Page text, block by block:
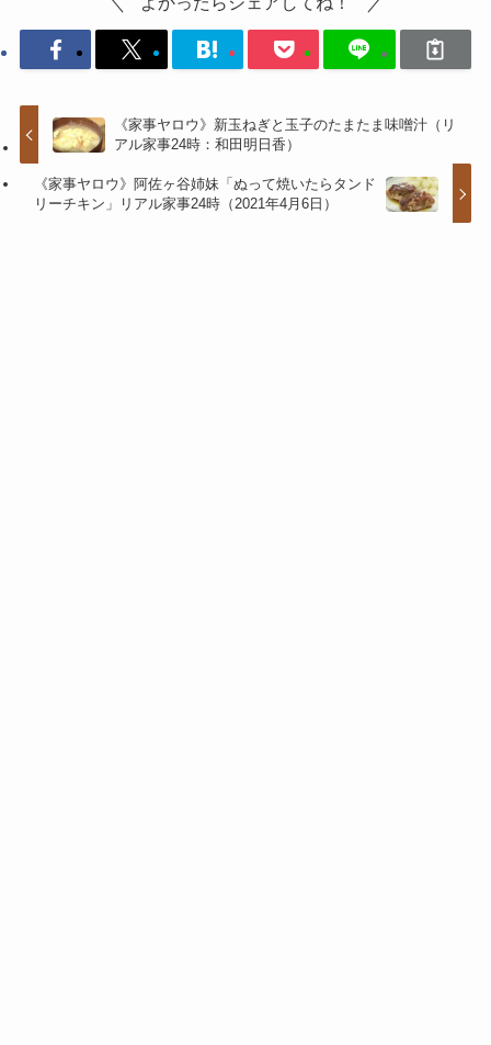
《家事ヤロウ》新玉ねぎと玉子のたまたま味噌汁（リ
アル家事24時：和田明日香）
《家事ヤロウ》阿佐ヶ谷姉妹「ぬって焼いたらタンド
リーチキン」リアル家事24時（2021年4月6日）